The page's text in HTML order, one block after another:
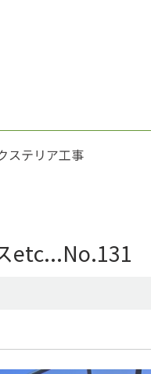
ステリア工事
etc...No.131